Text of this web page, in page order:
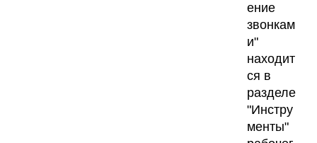
ение
звонкам
и"
находит
ся в
разделе
"Инстру
менты"